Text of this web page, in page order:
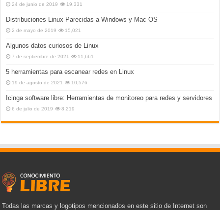
24 de junio de 2019 19,331
Distribuciones Linux Parecidas a Windows y Mac OS
2 de mayo de 2019 15,021
Algunos datos curiosos de Linux
7 de septiembre de 2021 11,661
5 herramientas para escanear redes en Linux
19 de agosto de 2021 10,576
Icinga software libre: Herramientas de monitoreo para redes y servidores
6 de julio de 2019 8,219
Todas las marcas y logotipos mencionados en este sitio de Internet son